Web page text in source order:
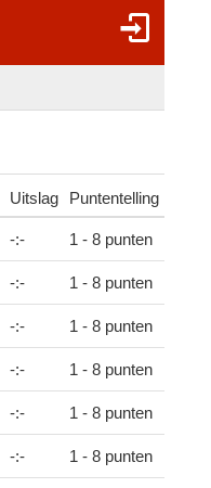
Uitslag Puntentelling
-:- 1 - 8 punten
-:- 1 - 8 punten
-:- 1 - 8 punten
-:- 1 - 8 punten
-:- 1 - 8 punten
-:- 1 - 8 punten